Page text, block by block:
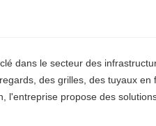
dans le secteur des
des grilles, des tuyaux en
l'entreprise propose des